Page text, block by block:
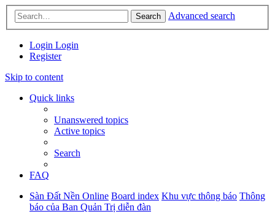
Search Advanced search
Login Login
Register
Skip to content
Quick links
Unanswered topics
Active topics
Search
FAQ
Sàn Đất Nền Online Board index Khu vực thông báo Thông
báo của Ban Quản Trị diễn đàn